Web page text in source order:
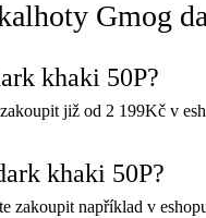
Gmog
khaki 50P?
již od 2 199Kč v
khaki 50P?
zakoupit například v